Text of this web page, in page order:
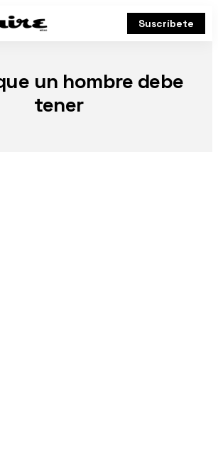
Suscríbete
un hombre debe
tener